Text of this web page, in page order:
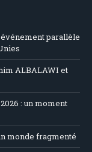
parallèle
ALBALAWI et
: un moment
monde fragmenté